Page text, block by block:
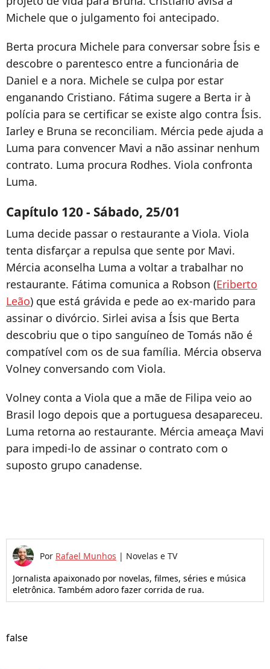
Michele que o julgamento foi antecipado.
Berta procura Michele para conversar sobre Ísis e
descobre o parentesco entre a funcionária de
Daniel e a nora. Michele se culpa por estar
enganando Cristiano. Fátima sugere a Berta ir à
polícia para se certificar se existe algo contra Ísis.
Iarley e Bruna se reconciliam. Mércia pede ajuda a
Luma para convencer Mavi a não assinar nenhum
contrato. Luma procura Rodhes. Viola confronta
Luma.
Capítulo 120 - Sábado, 25/01
Luma decide passar o restaurante a Viola. Viola
tenta disfarçar a repulsa que sente por Mavi.
Mércia aconselha Luma a voltar a trabalhar no
restaurante. Fátima comunica a Robson (Eriberto
Leão) que está grávida e pede ao ex-marido para
assinar o divórcio. Sirlei avisa a Ísis que Berta
descobriu que o tipo sanguíneo de Tomás não é
compatível com os de sua família. Mércia observa
Volney conversando com Viola.
Volney conta a Viola que a mãe de Filipa veio ao
Brasil logo depois que a portuguesa desapareceu.
Luma retorna ao restaurante. Mércia ameaça Mavi
para impedi-lo de assinar o contrato com o
suposto grupo canadense.
Por Rafael Munhos | Novelas e TV
Jornalista apaixonado por novelas, filmes, séries e música
eletrônica. Também adoro fazer corrida de rua.
false